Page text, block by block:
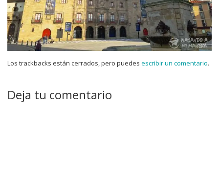
Los trackbacks están cerrados, pero puedes escribir un comentario.
Deja tu comentario